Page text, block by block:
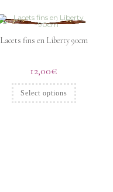
Lacets fins en Liberty 90cm
12,00€
Select options